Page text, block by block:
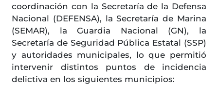
coordinación con la Secretaría de la Defensa
Nacional (DEFENSA), la Secretaría de Marina
(SEMAR), la Guardia Nacional (GN), la
Secretaría de Seguridad Pública Estatal (SSP)
y autoridades municipales, lo que permitió
intervenir distintos puntos de incidencia
delictiva en los siguientes municipios: